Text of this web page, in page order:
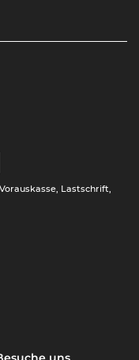
Lastschrift,